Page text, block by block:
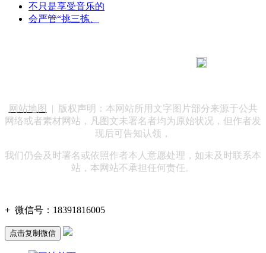
不只是享受音乐的
会严管“挑三拣、
网站地图
| 版权声明：本网站所用文字图片部分来源于公共
网络或者素材网站，凡图文未署名者均为原始状况，但作者发
现后可告知认领，
我们仍会及时署名或依照作者本人意愿处理，如未及时联系本
站，本网站不承担任何责任。
+ 微信号： 18391816005
点击复制微信